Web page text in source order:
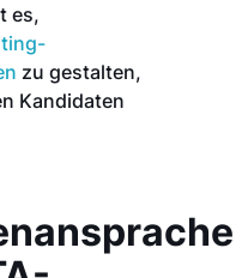
es,
zu gestalten,
Kandidaten